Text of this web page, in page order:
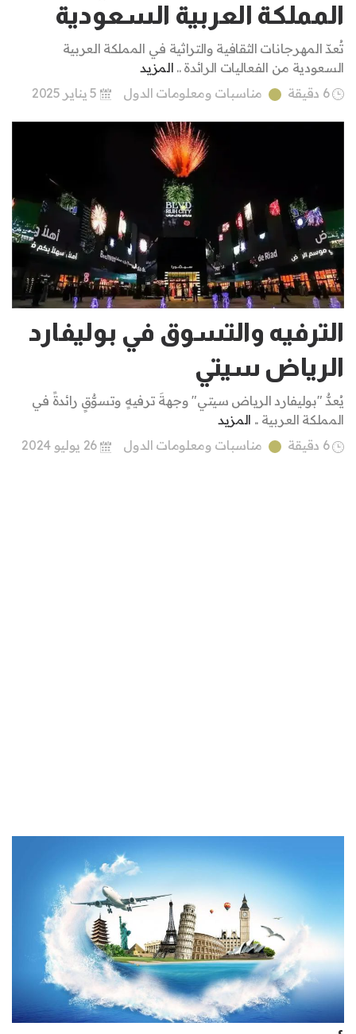
المملكة العربية السعودية
تُعدّ المهرجانات الثقافية والتراثية في المملكة العربية
السعودية من الفعاليات الرائدة .. المزيد
6 دقيقة
مناسبات ومعلومات الدول
الترفيه والتسوق في بوليفارد
الرياض سيتي
يُعدُّ "بوليفارد الرياض سيتي" وجهةَ ترفيهٍ وتسوُّقٍ رائدةً في
المملكة العربية .. المزيد
6 دقيقة
مناسبات ومعلومات الدول